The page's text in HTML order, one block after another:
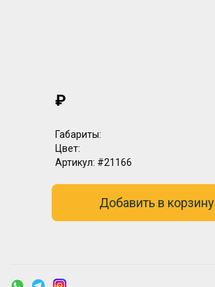
₽
Габариты:
Цвет:
Артикул: #21166
Добавить в корзину